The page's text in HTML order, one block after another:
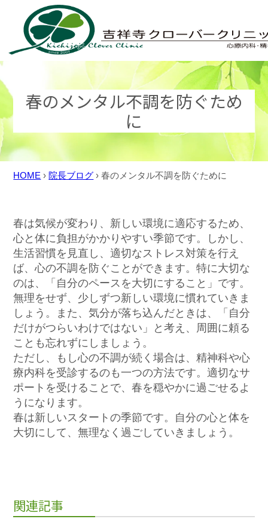
content
春のメンタル不調を防ぐため
に
HOME › 院長ブログ › 春のメンタル不調を防ぐために
春は気候が変わり、新しい環境に適応するため、
心と体に負担がかかりやすい季節です。しかし、
生活習慣を見直し、適切なストレス対策を行え
ば、心の不調を防ぐことができます。特に大切な
のは、「自分のペースを大切にすること」です。
無理をせず、少しずつ新しい環境に慣れていきま
しょう。また、気分が落ち込んだときは、「自分
だけがつらいわけではない」と考え、周囲に頼る
ことも忘れずにしましょう。
ただし、もし心の不調が続く場合は、精神科や心
療内科を受診するのも一つの方法です。適切なサ
ポートを受けることで、春を穏やかに過ごせるよ
うになります。
春は新しいスタートの季節です。自分の心と体を
大切にして、無理なく過ごしていきましょう。
関連記事